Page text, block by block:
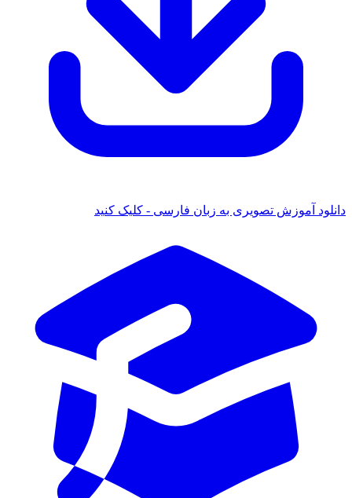
دانلود آموزش تصویری به زبان فارسی - کلیک کنید